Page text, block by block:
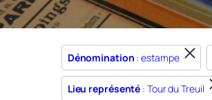
Dénomination : estampe
Lieu représenté : Tour du Treuil